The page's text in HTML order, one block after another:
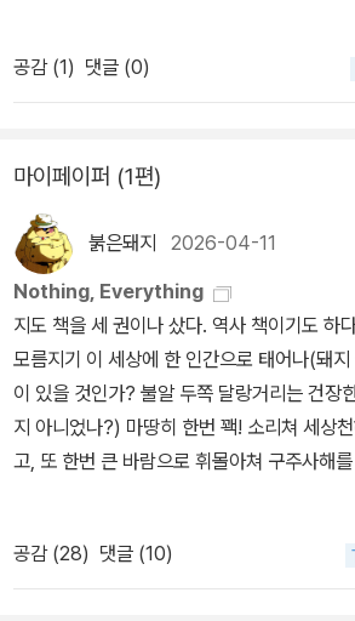
는 전투는 포위섬멸전의 정석 같습니다.진
마와 카르타고의 한니발이 벌인 칸나에전투에
타고의 양익의 기병들이 로마군의 기병들을
빠져나갈 수 없게 되고 섬멸되었습니다. 한
의 장수였고 알프스를 넘어 로마를 친것은
이었습니다.로마군을 수차례 격파했지만 결
로마와의 자마전투에서 굴복하고 이후에는
(칸나에)그림은 칸나에 전투를 보여주는데 한
색의 로마기병을 쫓아내고 로마보병 뒤로 돌
것을 알 수 있습니다.모루는 보병이고 망치
이해하시면 될 것 같습니다.역사를 뒤바꾼
빠지지 않는다고 개인적으로 생각합니다.기
적인 종료로 받아들인 황제는 콘스탄티누스
제 율리아누스는 기독교의 확산을 막고 다
고 했습니다. 뛰어난 전투감각으로 전성기시
의 대규모 군대가 중앙집권화된 국가에 널
뀌었다.​1500-1700년16세기와 17세기에는
갈수록 전문화된 군대가 종교 전쟁과 왕조
00-1900년​18세기와 19세기에 전쟁의 양상
문 육군과 해군이 세계를 무대로 전쟁을 벌였
대규모 징집병이 충돌했다. 신기술과 자원의
않게 중요해졌다.​1900-현재까지​20세기는 산
의 이념이 경합해 거대한 규모의 분쟁을 만
적 전쟁의 시대였다. 급속한 기술의 발전으로
혀 상상하지 못했던 정밀 무기가 등장하고 전장은 컴퓨터화되었다. ​
'공중에서 싸우는 것은 스포츠가 아니라 과학
런 전투 중에서 가장 중요한 것만 골라, 이전
를 소개해 주고 그 배열 위치 과정 순서대로
이다. 큰 책이지만 세밀하게 전쟁을 다루고
의 올컬러 양장본에 담겨 있어 전쟁사 마니아
한 책입니다. 제일 처음 나오는 전투인 카데시
대한 여러 책을 읽어봤지만 이책만큼 눈으로
드는데 아무래도 서양사에는 몇백년전 이라
이 동아시아권보다 매우 세밀하고 상세하게
군요 200여년전의 라이프치히 전투만 봐도
과 그 부대가 세밀하게 잘 나오고있습니다 비
조선에는 관련 기록들이 있나? 생각해보면
00년전의 전투인 트라팔가르 해전만 해도 각
하나하나 다 상세하게 나와있습니다. 그 배
렇게 자세히 나와있는데 조선이나 고려 같은
련 기록에는 이런게 남아있는지 아쉬움이 남
전투가 상당히 다이나믹했던 칸나에회전같
다른 책들이 더 이해하기쉬웠을수도있을거라
런 옥에티를 제외하면 상당히 가독적이고 명
공감 (1) 댓글 (0)
마이페이퍼 (1편)
붉은돼지 2026-04-11
Nothing, Everything
지도 책을 세 권이나 샀다. 역사 책이기도 하
모름지기 이 세상에 한 인간으로 태어나(돼
이 있을 것인가? 불알 두쪽 달랑거리는 건장
지 아니었나?) 마땅히 한번 꽥! 소리쳐 세상
고, 또 한번 큰 바람으로 휘몰아쳐 구주사해
타고난 제 생을 그럭저럭 다 살도록 하여야
어쩔 것인가???? 어쩌긴 뭘 어째!!! 하여 소생은 세상 떡 주무르는
대신에 인류의 역사를 한 눈에 담아 볼 수 있
공감 (28) 댓글 (10)